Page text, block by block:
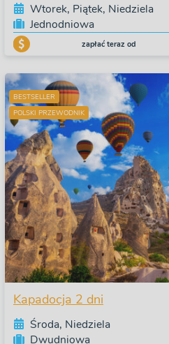
Wtorek, Piątek, Niedziela
Jednodniowa
zapłać teraz od
BESTSELLER
POLSKI PRZEWODNIK
Kapadocja 2 dni
Środa, Niedziela
Dwudniowa